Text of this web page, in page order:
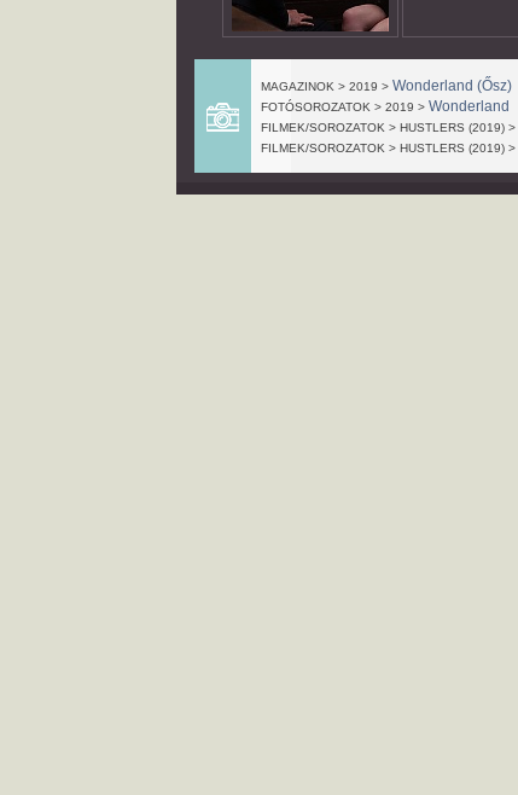
MAGAZINOK > 2019 > Wonderland (Ősz)
FOTÓSOROZATOK > 2019 > Wonderland
FILMEK/SOROZATOK > HUSTLERS (2019) >
FILMEK/SOROZATOK > HUSTLERS (2019) >